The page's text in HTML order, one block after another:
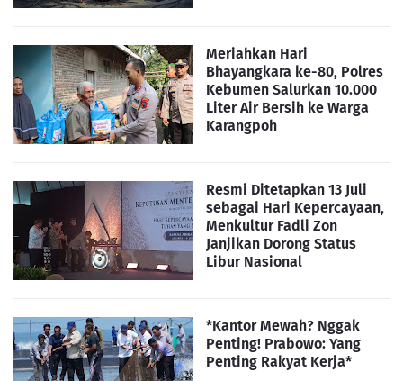
Meriahkan Hari
Bhayangkara ke-80, Polres
Kebumen Salurkan 10.000
Liter Air Bersih ke Warga
Karangpoh
Resmi Ditetapkan 13 Juli
sebagai Hari Kepercayaan,
Menkultur Fadli Zon
Janjikan Dorong Status
Libur Nasional
*Kantor Mewah? Nggak
Penting! Prabowo: Yang
Penting Rakyat Kerja*